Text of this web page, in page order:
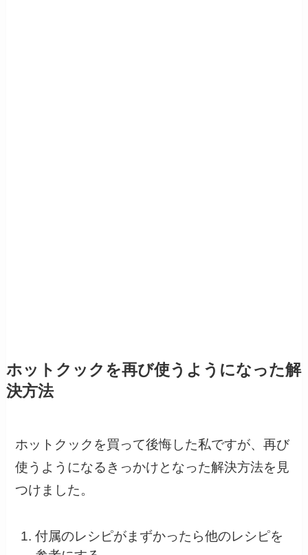
ホットクックを再び使うようになった解
決方法
ホットクックを買って後悔した私ですが、再び
使うようになるきっかけとなった解決方法を見
つけました。
付属のレシピがまずかったら他のレシピを